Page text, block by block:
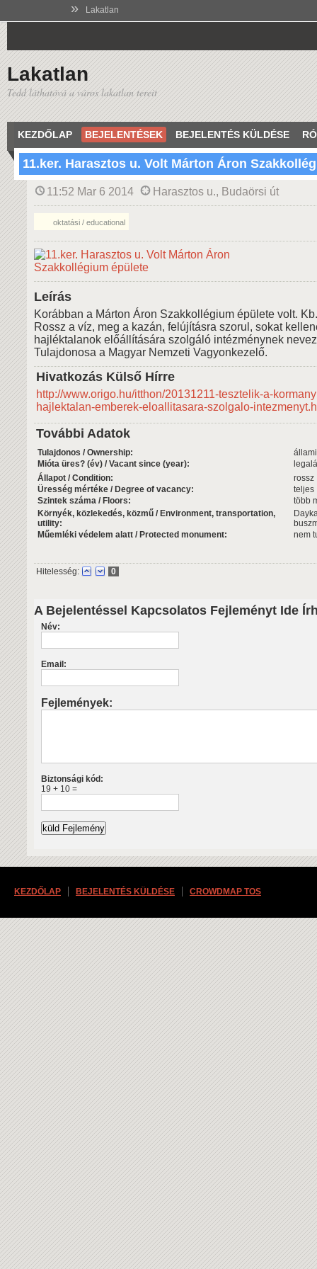
» Lakatlan
Lakatlan
Tedd láthatóvá a város lakatlan tereit
KEZDŐLAP BEJELENTÉSEK BEJELENTÉS KÜLDÉSE
11.ker. Harasztos u. Volt Márton Áron
11:52 Mar 6 2014 Harasztos u., Budaörsi út
oktatási / educational
Leírás
Korábban a Márton Áron Szakkollégium épülete volt.
Rossz a víz, meg a kazán, felújításra szorul, sokat
hajléktalanok előállítására szolgáló intézménynek
Tulajdonosa a Magyar Nemzeti Vagyonkezelő.
Hivatkozás Külső Hírre
http://www.origo.hu/itthon/20131211-tesztelik-a-
hajlektalan-emberek-eloallitasara-szolgalo-
További Adatok
Tulajdonos / Ownership:
állami
Mióta üres? (év) / Vacant since (year):
Állapot / Condition:
rossz
Üresség mértéke / Degree of vacancy:
teljes
Szintek száma / Floors:
több
Környék, közlekedés, közmű / Environment, transportation,
utility:
Műemléki védelem alatt / Protected monument:
nem
Hitelesség: 0
A Bejelentéssel Kapcsolatos Fejleményt Ide
Név:
Email:
Fejlemények:
Biztonsági kód:
19 + 10 =
KEZDŐLAP BEJELENTÉS KÜLDÉSE CROWDMAP TOS